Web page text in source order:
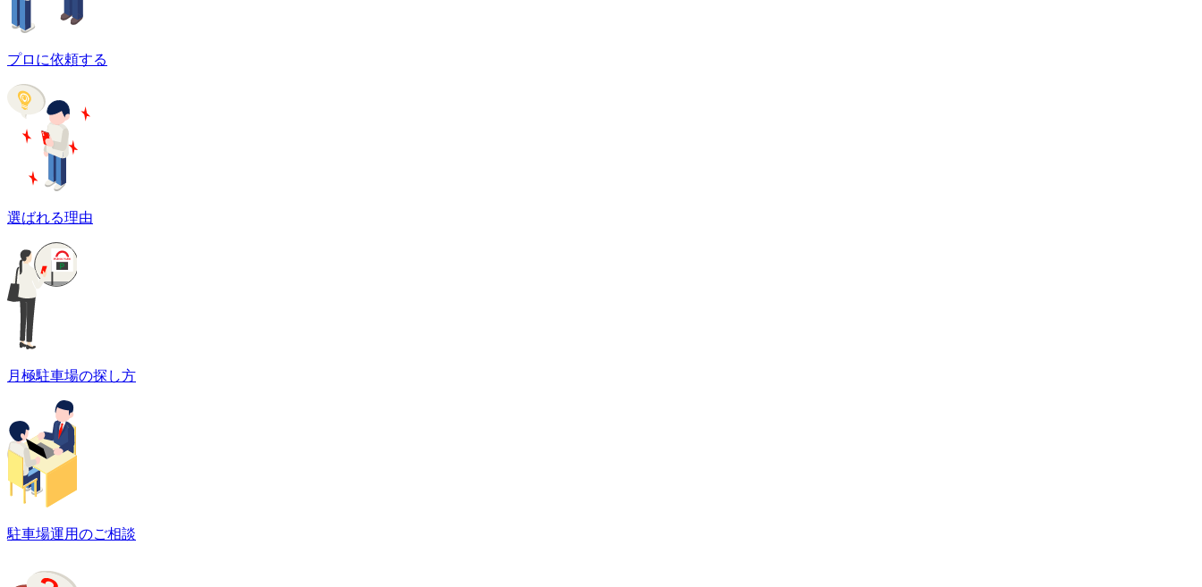
プロに依頼する
選ばれる理由
月極駐車場の探し方
駐車場運用のご相談